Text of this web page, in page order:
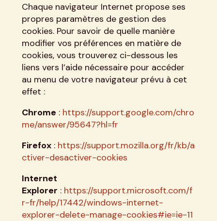
Chaque navigateur Internet propose ses
propres paramètres de gestion des
cookies. Pour savoir de quelle manière
modifier vos préférences en matière de
cookies, vous trouverez ci-dessous les
liens vers l’aide nécessaire pour accéder
au menu de votre navigateur prévu à cet
effet :
Chrome : https://support.google.com/chro
me/answer/95647?hl=fr
Firefox: https://support.mozilla.org/fr/kb/a
ctiver-desactiver-cookies
Internet
Explorer : https://support.microsoft.com/f
r-fr/help/17442/windows-internet-
explorer-delete-manage-cookies#ie=ie-11